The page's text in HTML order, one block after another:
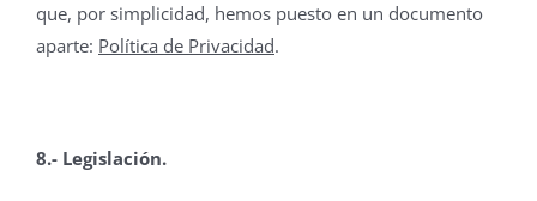
que, por simplicidad, hemos puesto en un documento
aparte: Política de Privacidad.
8.- Legislación.